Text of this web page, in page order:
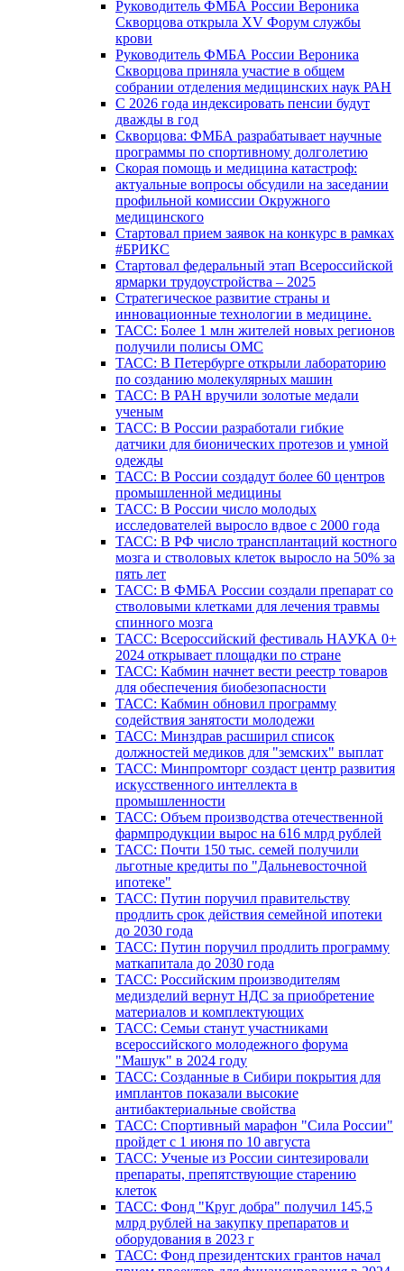
Руководитель ФМБА России Вероника
Скворцова открыла XV Форум службы
крови
Руководитель ФМБА России Вероника
Скворцова приняла участие в общем
собрании отделения медицинских наук РАН
С 2026 года индексировать пенсии будут
дважды в год
Скворцова: ФМБА разрабатывает научные
программы по спортивному долголетию
Скорая помощь и медицина катастроф:
актуальные вопросы обсудили на заседании
профильной комиссии Окружного
медицинского
Стартовал прием заявок на конкурс в рамках
#БРИКС
Стартовал федеральный этап Всероссийской
ярмарки трудоустройства – 2025
Стратегическое развитие страны и
инновационные технологии в медицине.
ТАСС: Более 1 млн жителей новых регионов
получили полисы ОМС
ТАСС: В Петербурге открыли лабораторию
по созданию молекулярных машин
ТАСС: В РАН вручили золотые медали
ученым
ТАСС: В России разработали гибкие
датчики для бионических протезов и умной
одежды
ТАСС: В России создадут более 60 центров
промышленной медицины
ТАСС: В России число молодых
исследователей выросло вдвое с 2000 года
ТАСС: В РФ число трансплантаций костного
мозга и стволовых клеток выросло на 50% за
пять лет
ТАСС: В ФМБА России создали препарат со
стволовыми клетками для лечения травмы
спинного мозга
ТАСС: Всероссийский фестиваль НАУКА 0+
2024 открывает площадки по стране
ТАСС: Кабмин начнет вести реестр товаров
для обеспечения биобезопасности
ТАСС: Кабмин обновил программу
содействия занятости молодежи
ТАСС: Минздрав расширил список
должностей медиков для "земских" выплат
ТАСС: Минпромторг создаст центр развития
искусственного интеллекта в
промышленности
ТАСС: Объем производства отечественной
фармпродукции вырос на 616 млрд рублей
ТАСС: Почти 150 тыс. семей получили
льготные кредиты по "Дальневосточной
ипотеке"
ТАСС: Путин поручил правительству
продлить срок действия семейной ипотеки
до 2030 года
ТАСС: Путин поручил продлить программу
маткапитала до 2030 года
ТАСС: Российским производителям
медизделий вернут НДС за приобретение
материалов и комплектующих
ТАСС: Семьи станут участниками
всероссийского молодежного форума
"Машук" в 2024 году
ТАСС: Созданные в Сибири покрытия для
имплантов показали высокие
антибактериальные свойства
ТАСС: Спортивный марафон "Сила России"
пройдет с 1 июня по 10 августа
ТАСС: Ученые из России синтезировали
препараты, препятствующие старению
клеток
ТАСС: Фонд "Круг добра" получил 145,5
млрд рублей на закупку препаратов и
оборудования в 2023 г
ТАСС: Фонд президентских грантов начал